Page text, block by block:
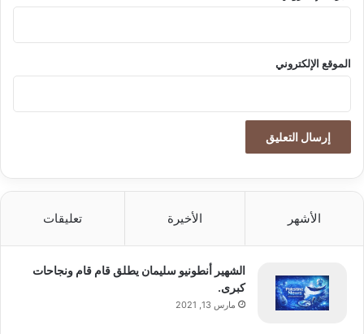
إقبال استخدام الدراجات الهوائية
لندن
الموقع الإلكتروني
الأشهر الأخيرة تعليقات
الشهير أنطونيو سليمان يطلق قام قام ونجاحات
كبرى.
مارس 13, 2021